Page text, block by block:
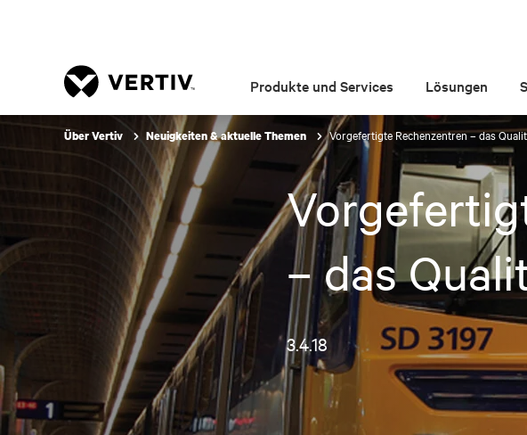
Produkte und Services Lösungen
Über Vertiv Neuigkeiten & aktuelle Themen Vorgefertigte Rechenzentren – das
– das
3.4.18